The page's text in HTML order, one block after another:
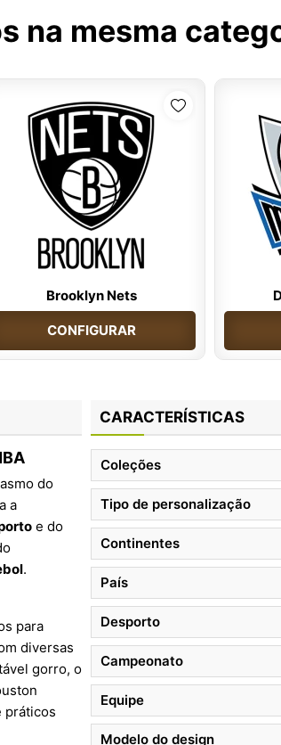
na mesma
Brooklyn Nets
CONFIGURAR
do
a
e do
.
para
diversas
gorro, o
práticos
CARACTERÍSTICAS
Coleções
Tipo de personalização
Continentes
País
Desporto
Campeonato
Equipe
Modelo do design